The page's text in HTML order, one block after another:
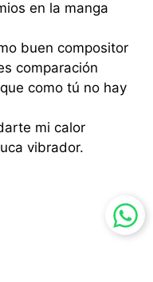
en la manga
buen compositor
comparación
como tú no hay
mi calor
vibrador.